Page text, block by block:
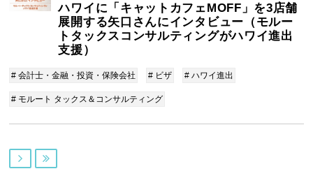
ハワイに「キャットカフェMOFF」を3店舗
展開する矢口さんにインタビュー（モルー
トタックスコンサルティングがハワイ進出
支援）
# 会計士・金融・投資・保険会社 # ビザ # ハワイ進出
# モルート タックス＆コンサルティング
 